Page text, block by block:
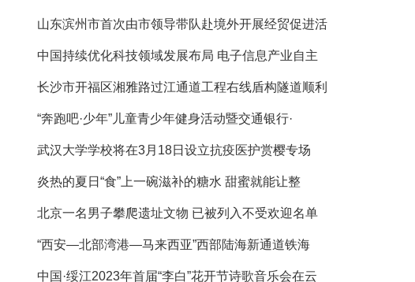
山东滨州市首次由市领导带队赴境外开展经贸促进活
中国持续优化科技领域发展布局 电子信息产业自主
长沙市开福区湘雅路过江通道工程右线盾构隧道顺利
“奔跑吧·少年”儿童青少年健身活动暨交通银行·
武汉大学学校将在3月18日设立抗疫医护赏樱专场
炎热的夏日“食”上一碗滋补的糖水 甜蜜就能让整
北京一名男子攀爬遗址文物 已被列入不受欢迎名单
“西安—北部湾港—马来西亚”西部陆海新通道铁海
中国·绥江2023年首届“李白”花开节诗歌音乐会在云